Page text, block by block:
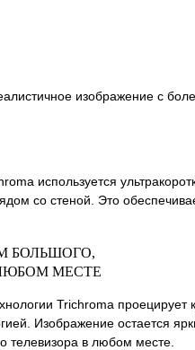
изображение с
используется
со стеной. Это
БОЛЬШОГО,
МЕСТЕ
Trichroma
Изображение остается
телевизора в любом месте.